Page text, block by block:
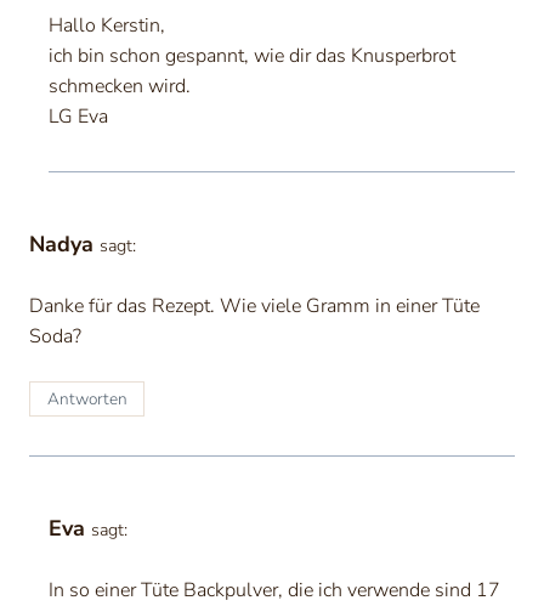
Hallo Kerstin,
ich bin schon gespannt, wie dir das Knusperbrot
schmecken wird.
LG Eva
Nadya sagt:
Danke für das Rezept. Wie viele Gramm in einer Tüte
Soda?
Antworten
Eva sagt:
In so einer Tüte Backpulver, die ich verwende sind 17